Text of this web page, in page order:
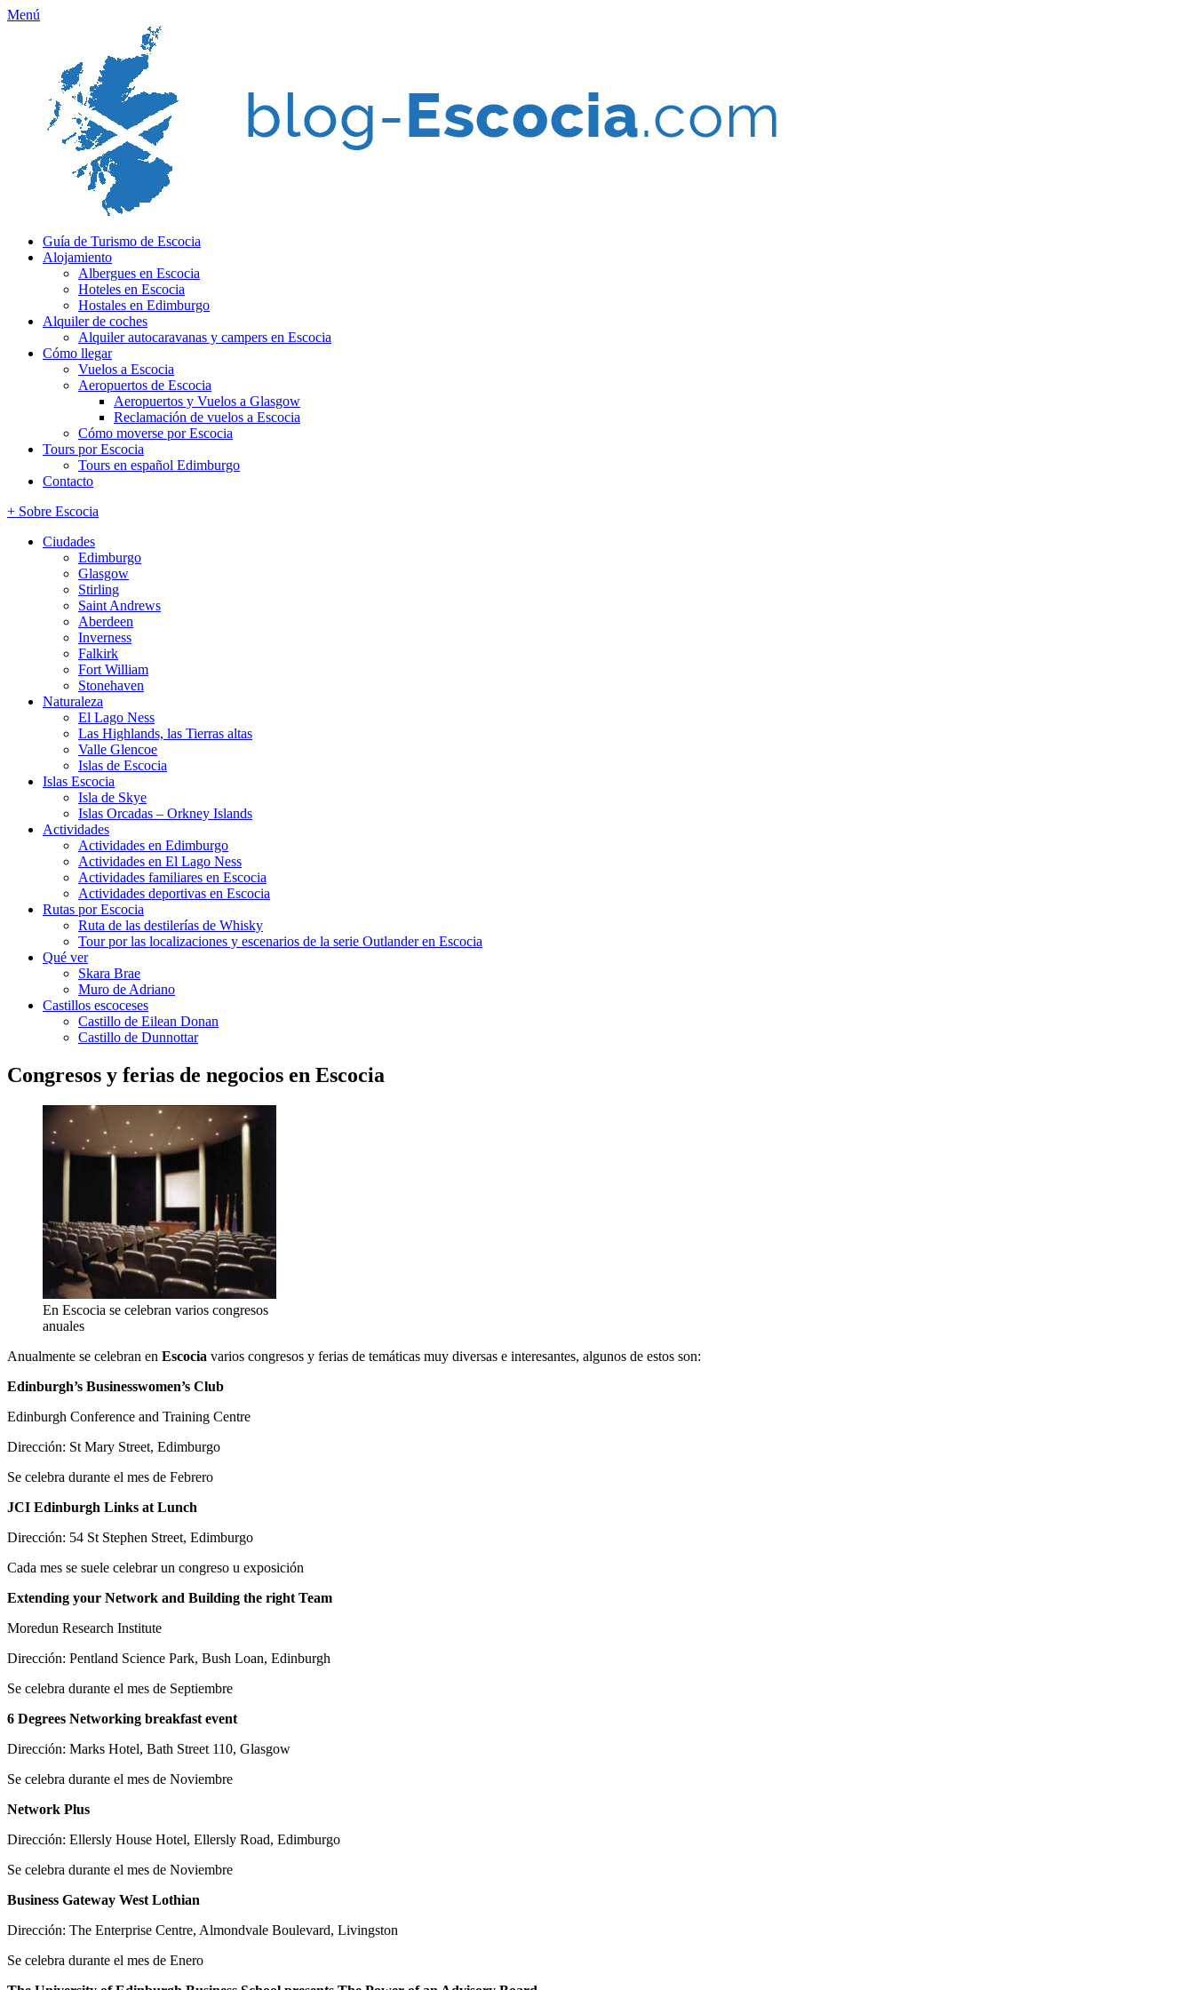
Menú
Guía de Turismo de Escocia
Alojamiento
Albergues en Escocia
Hoteles en Escocia
Hostales en Edimburgo
Alquiler de coches
Alquiler autocaravanas y campers en Escocia
Cómo llegar
Vuelos a Escocia
Aeropuertos de Escocia
Aeropuertos y Vuelos a Glasgow
Reclamación de vuelos a Escocia
Cómo moverse por Escocia
Tours por Escocia
Tours en español Edimburgo
Contacto
+ Sobre Escocia
Ciudades
Edimburgo
Glasgow
Stirling
Saint Andrews
Aberdeen
Inverness
Falkirk
Fort William
Stonehaven
Naturaleza
El Lago Ness
Las Highlands, las Tierras altas
Valle Glencoe
Islas de Escocia
Islas Escocia
Isla de Skye
Islas Orcadas – Orkney Islands
Actividades
Actividades en Edimburgo
Actividades en El Lago Ness
Actividades familiares en Escocia
Actividades deportivas en Escocia
Rutas por Escocia
Ruta de las destilerías de Whisky
Tour por las localizaciones y escenarios de la serie Outlander en Escocia
Qué ver
Skara Brae
Muro de Adriano
Castillos escoceses
Castillo de Eilean Donan
Castillo de Dunnottar
Congresos y ferias de negocios en Escocia
En Escocia se celebran varios congresos
anuales
Anualmente se celebran en Escocia varios congresos y ferias de temáticas muy diversas e interesantes, algunos de estos son:
Edinburgh’s Businesswomen’s Club
Edinburgh Conference and Training Centre
Dirección: St Mary Street, Edimburgo
Se celebra durante el mes de Febrero
JCI Edinburgh Links at Lunch
Dirección: 54 St Stephen Street, Edimburgo
Cada mes se suele celebrar un congreso u exposición
Extending your Network and Building the right Team
Moredun Research Institute
Dirección: Pentland Science Park, Bush Loan, Edinburgh
Se celebra durante el mes de Septiembre
6 Degrees Networking breakfast event
Dirección: Marks Hotel, Bath Street 110, Glasgow
Se celebra durante el mes de Noviembre
Network Plus
Dirección: Ellersly House Hotel, Ellersly Road, Edimburgo
Se celebra durante el mes de Noviembre
Business Gateway West Lothian
Dirección: The Enterprise Centre, Almondvale Boulevard, Livingston
Se celebra durante el mes de Enero